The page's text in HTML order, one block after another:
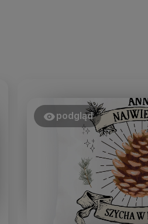
podgląd